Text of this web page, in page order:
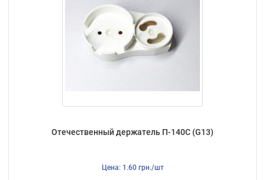
Отечественный держатель П-140С (G13)
Цена: 1.60 грн./шт